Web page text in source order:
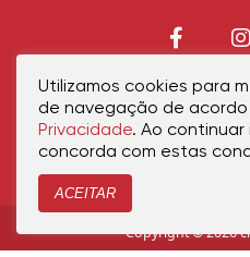
InícioPolítica de Privacidade
Copyright © 2026
Utilizamos cookies para
de navegação de acordo
Privacidade. Ao
concorda com estas
ACEITAR